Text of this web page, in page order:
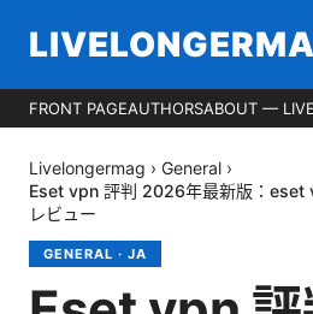
FRONT PAGEAUTHORSABOUT —
Livelongermag › General ›
Eset vpn 評判 2026年最新版：eset
レビュー
GENERAL · JA